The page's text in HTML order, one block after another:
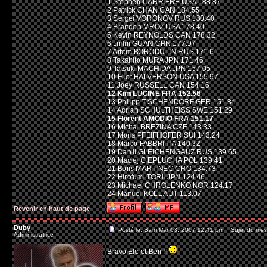
1 Stephen CARRIERE USA 188.87
2 Patrick CHAN CAN 184.55
3 Sergei VORONOV RUS 180.40
4 Brandon MROZ USA 178.40
5 Kevin REYNOLDS CAN 178.32
6 Jinlin GUAN CHN 177.97
7 Artem BORODULIN RUS 171.61
8 Takahito MURA JPN 171.46
9 Tatsuki MACHIDA JPN 157.05
10 Eliot HALVERSON USA 155.97
11 Joey RUSSELL CAN 154.16
12 Kim LUCINE FRA 152.56
13 Philipp TISCHENDORF GER 151.84
14 Adrian SCHULTHEISS SWE 151.29
15 Florent AMODIO FRA 151.17
16 Michal BREZINA CZE 143.33
17 Moris PFEIFHOFER SUI 143.24
18 Marco FABBRI ITA 140.32
19 Daniil GLEICHENGAUZ RUS 139.65
20 Maciej CIEPLUCHA POL 139.41
21 Boris MARTINEC CRO 134.73
22 Hirofumi TORII JPN 124.46
23 Michael CHROLENKO NOR 124.17
24 Manuel KOLL AUT 113.07
Revenir en haut de page
Duby
Administratrice
Posté le: Sam Mar 03, 2007 12:41 pm Sujet du
Bravo Elo et Ben !!